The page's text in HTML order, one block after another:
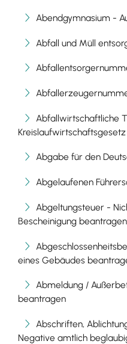
Abendgymnasium -
Abfall und Müll
Abfallwirtschaftliche
Abgabe für den
Abgelaufenen
Abgeltungsteuer -
Bescheinigung beantragen
eines Gebäudes
Abmeldung /
beantragen
Abschriften,
Negative amtlich